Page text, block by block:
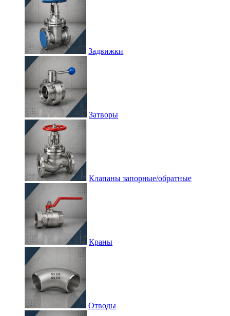
Задвижки
Затворы
Клапаны запорные/обратные
Краны
Отводы